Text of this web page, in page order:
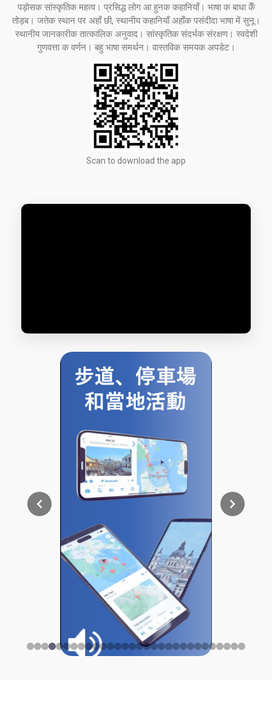
पड़ोसक सांस्कृतिक महत्व। प्रसिद्ध लोग आ हुनक कहानियाँ। भाषा क बाधा केँ
तोड़ब। जतेक स्थान पर अहाँ छी, स्थानीय कहानियाँ अहाँक पसंदीदा भाषा में सुनू।
स्थानीय जानकारीक तात्कालिक अनुवाद। सांस्कृतिक संदर्भक संरक्षण। स्वदेशी
गुणवत्ता क वर्णन। बहु भाषा समर्थन। वास्तविक समयक अपडेट।
Scan to download the app